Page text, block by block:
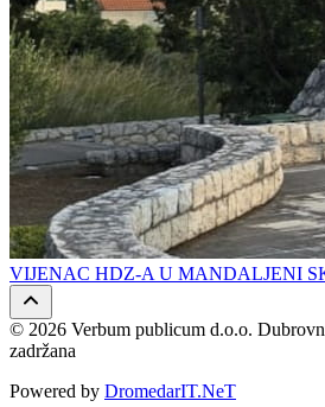
VIJENAC HDZ-A U MANDALJENI
© 2026 Verbum publicum d.o.o.
zadržana
Powered by DromedarIT.NeT